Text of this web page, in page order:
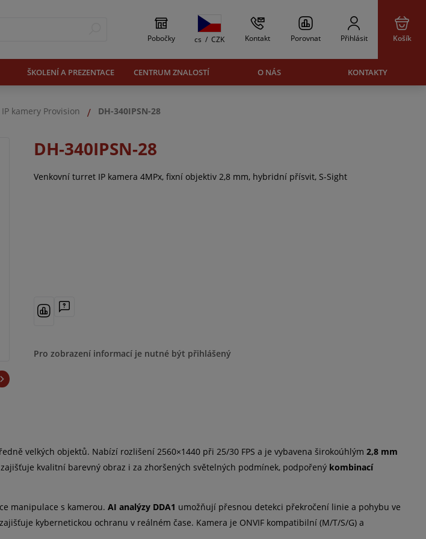
Pobočky cs / CZK Kontakt Porovnat Přihlásit Košík
ŠKOLENÍ A PREZENTACE CENTRUM ZNALOSTÍ O NÁS KONTAKTY
IP kamery Provision DH-340IPSN-28
DH-340IPSN-28
Venkovní turret IP kamera 4MPx, fixní objektiv 2,8 mm, hybridní přísvit, S-Sight
Pro zobrazení informací je nutné být přihlášený
velkých objektů. Nabízí rozlišení 2560×1440 při 25/30 FPS a je vybavena širokoúhlým 2,8 mm
kvalitní barevný obraz i za zhoršených světelných podmínek, podpořený kombinací
manipulace s kamerou. AI analýzy DDA1 umožňují přesnou detekci překročení linie a pohybu ve
zajišťuje kybernetickou ochranu v reálném čase. Kamera je ONVIF kompatibilní (M/T/S/G) a